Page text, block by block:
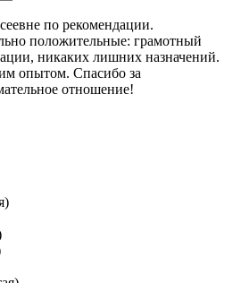
по рекомендации.
положительные: грамотный
никаких лишних назначений.
опытом. Спасибо за
отношение!